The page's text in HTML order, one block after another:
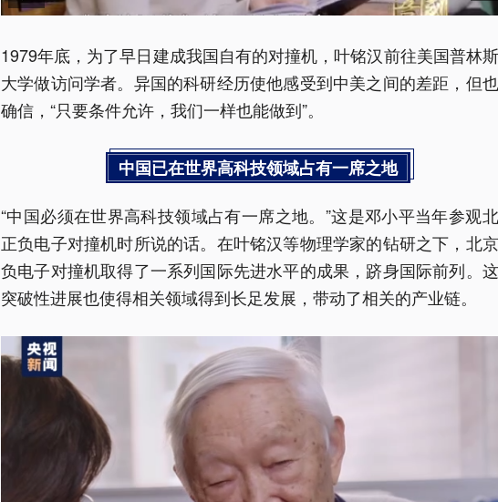
1979年底，为了早日建成我国自有的对撞机，叶铭汉前往美国普林
大学做访问学者。异国的科研经历使他感受到中美之间的差距，但
确信，“只要条件允许，我们一样也能做到”。
中国已在世界高科技领域占有一席之地
“中国必须在世界高科技领域占有一席之地。”这是邓小平当年参观
正负电子对撞机时所说的话。在叶铭汉等物理学家的钻研之下，北
负电子对撞机取得了一系列国际先进水平的成果，跻身国际前列。
突破性进展也使得相关领域得到长足发展，带动了相关的产业链。